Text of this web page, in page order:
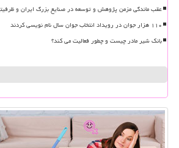
عقب ماندگی مزمن پژوهش و توسعه در صنایع بزرگ ایران و
۱۱۰ هزار جوان در رویداد انتخاب جوان سال نام نویسی کردند
بانک شیر مادر چیست و چطور فعالیت می کند؟